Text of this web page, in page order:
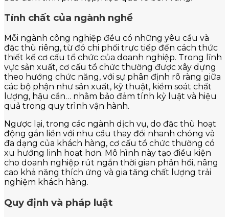
Tính chất của ngành nghề
Mỗi ngành công nghiệp đều có những yêu cầu và
đặc thù riêng, từ đó chi phối trực tiếp đến cách thức
thiết kế cơ cấu tổ chức của doanh nghiệp. Trong lĩnh
vực sản xuất, cơ cấu tổ chức thường được xây dựng
theo hướng chức năng, với sự phân định rõ ràng giữa
các bộ phận như sản xuất, kỹ thuật, kiểm soát chất
lượng, hậu cần… nhằm bảo đảm tính kỷ luật và hiệu
quả trong quy trình vận hành.
Ngược lại, trong các ngành dịch vụ, do đặc thù hoạt
động gắn liền với nhu cầu thay đổi nhanh chóng và
đa dạng của khách hàng, cơ cấu tổ chức thường có
xu hướng linh hoạt hơn. Mô hình này tạo điều kiện
cho doanh nghiệp rút ngắn thời gian phản hồi, nâng
cao khả năng thích ứng và gia tăng chất lượng trải
nghiệm khách hàng.
Quy định và pháp luật